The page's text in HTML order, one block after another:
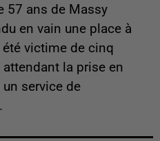
57 ans de Massy
en vain une place à
été victime de cinq
la prise en
un service de